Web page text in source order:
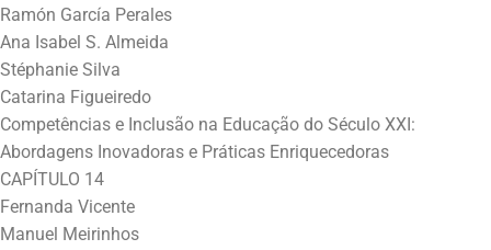
Ramón García Perales
Ana Isabel S. Almeida
Stéphanie Silva
Catarina Figueiredo
Competências e Inclusão na Educação do Século XXI:
Abordagens Inovadoras e Práticas Enriquecedoras
CAPÍTULO 14
Fernanda Vicente
Manuel Meirinhos